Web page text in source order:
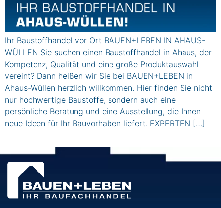
Ihr Baustoffhandel vor Ort BAUEN+LEBEN IN AHAUS-
WÜLLEN Sie suchen einen Baustoffhandel in Ahaus, der
Kompetenz, Qualität und eine große Produktauswahl
vereint? Dann heißen wir Sie bei BAUEN+LEBEN in
Ahaus-Wüllen herzlich willkommen. Hier finden Sie nicht
nur hochwertige Baustoffe, sondern auch eine
persönliche Beratung und eine Ausstellung, die Ihnen
neue Ideen für Ihr Bauvorhaben liefert. EXPERTEN […]